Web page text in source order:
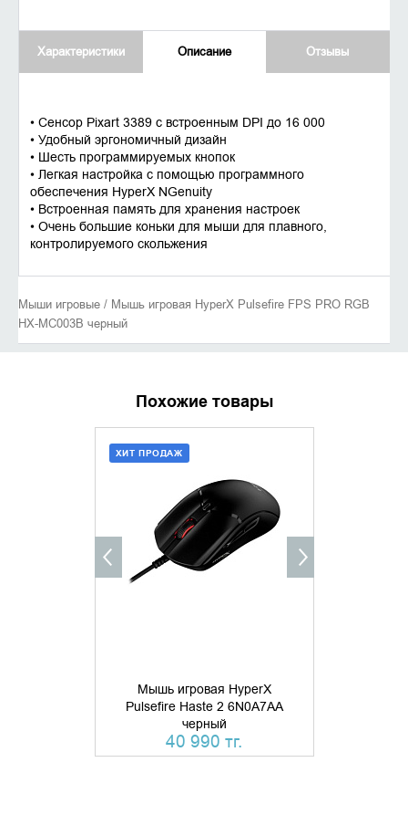
Характеристики Описание Отзывы
• Сенсор Pixart 3389 с встроенным DPI до 16 000
• Удобный эргономичный дизайн
• Шесть программируемых кнопок
• Легкая настройка с помощью программного
обеспечения HyperX NGenuity
• Встроенная память для хранения настроек
• Очень большие коньки для мыши для плавного,
контролируемого скольжения
Мыши игровые / Мышь игровая HyperX Pulsefire FPS PRO RGB
HX-MC003B черный
Похожие товары
Мышь игровая HyperX
Pulsefire Haste 2 6N0A7AA
черный
40 990 тг.
ХИТ ПРОДАЖ
ДОБАВИТЬ В КОРЗИНУ
КУПИТЬ В 1 КЛИК